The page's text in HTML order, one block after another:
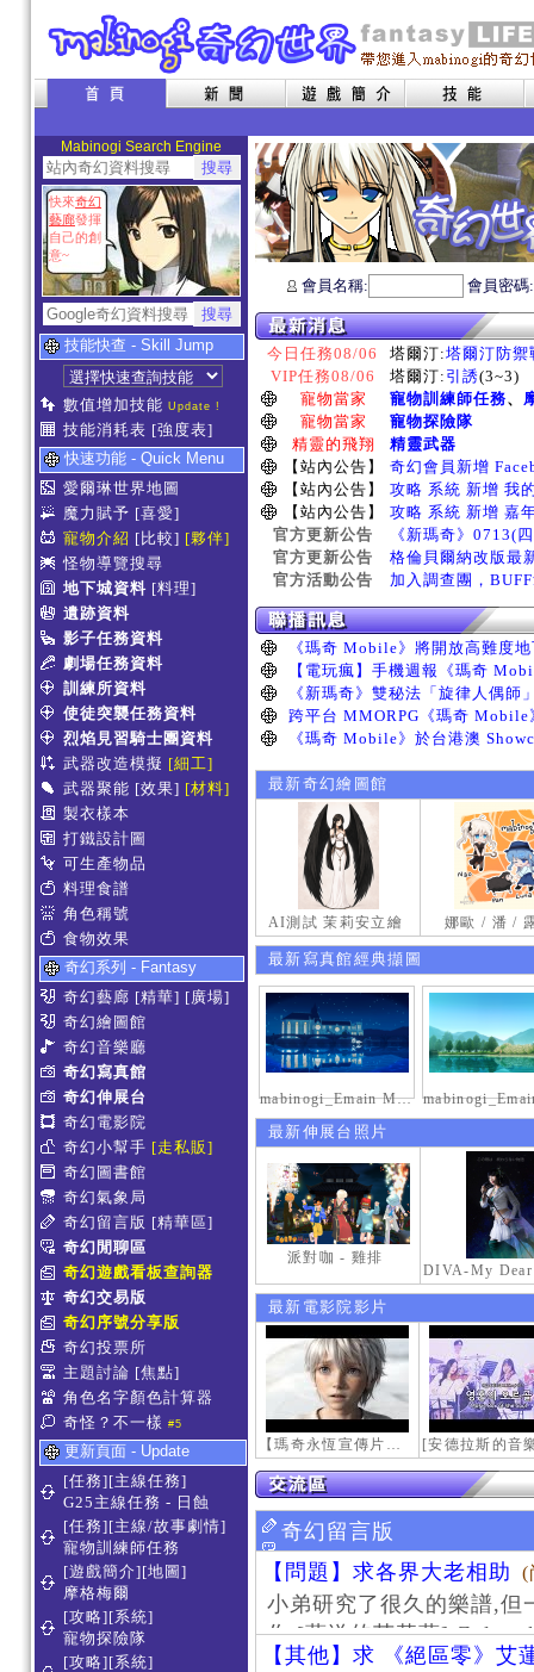
Mabinogi Search Engine
快來奇幻
藝廊發揮
自己的創
意~
技能快查 - Skill Jump
數值增加技能 Update !
技能消耗表 [強度表]
快速功能 - Quick Menu
愛爾琳世界地圖
魔力賦予 [喜愛]
寵物介紹 [比較] [夥伴]
怪物導覽搜尋
地下城資料 [料理]
遺跡資料
影子任務資料
劇場任務資料
訓練所資料
使徒突襲任務資料
烈焰見習騎士團資料
武器改造模擬 [細工]
武器聚能 [效果] [材料]
製衣樣本
打鐵設計圖
可生產物品
料理食譜
角色稱號
食物效果
奇幻系列 - Fantasy
奇幻藝廊 [精華] [廣場]
奇幻繪圖館
奇幻音樂廳
奇幻寫真館
奇幻伸展台
奇幻電影院
奇幻小幫手 [走私販]
奇幻圖書館
奇幻氣象局
奇幻留言版 [精華區]
奇幻閒聊區
奇幻遊戲看板查詢器
奇幻交易版
奇幻序號分享版
奇幻投票所
主題討論 [焦點]
角色名字顏色計算器
奇怪？不一樣 #5
更新頁面 - Update
[任務][主線任務]
G25主線任務 - 日蝕
[任務][主線/故事劇情]
寵物訓練師任務
[遊戲簡介][地圖]
摩格梅爾
[攻略][系統]
寵物探險隊
[攻略][系統]
會員名稱: 會員密
今日任務08/06 塔爾汀:塔爾汀防禦
VIP任務08/06
塔爾汀: 引誘(3~3)
寵物當家
寵物訓練師任務、
寵物當家
寵物探險隊
精靈的飛翔
精靈武器
【站內公告】
奇幻會員新增
【站內公告】
攻略 系統 新增 我
【站內公告】
攻略 系統 新增 嘉
官方更新公告
《新瑪奇》0713(
官方更新公告
格倫貝爾納改版最
官方活動公告
加入調查團，
最新奇幻繪圖館
AI測試 茉莉安立繪 娜歐 / 潘 /
最新寫真館經典擷圖
mabinogi_Emain Macha_2000-0600_1
最新伸展台照片
派對咖 - 雞排
最新電影院影片
【瑪奇永恆宣傳片】最初的感動
奇幻留言版
【問題】求各界大老相助
(
小弟研究了很久的樂譜,但
作 [葬送的芙莉蓮]-
【其他】求 《絕區零》艾